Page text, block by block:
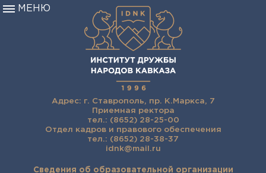
Адрес: г. Ставрополь, пр. К.Маркса, 7
Приемная ректора
тел.: (8652) 28-25-00
Отдел кадров и правового обеспечения
тел.: (8652) 28-38-37
idnk@mail.ru
Сведения об образовательной организации
МЕНЮ